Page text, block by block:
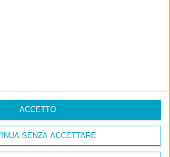
SENZA ACCETTARE
ACCETTO